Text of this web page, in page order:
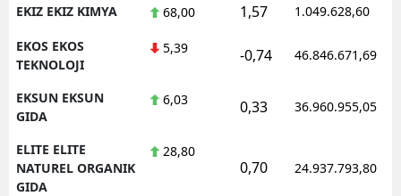
EKIZ EKIZ KIMYA 68,00 1,57 1.049.628,60
EKOS EKOS
TEKNOLOJI
5,39 -0,74 46.846.671,69
EKSUN EKSUN
GIDA
6,03 0,33 36.960.955,05
ELITE ELITE
NATUREL ORGANIK
GIDA
28,80
0,70 24.937.793,80